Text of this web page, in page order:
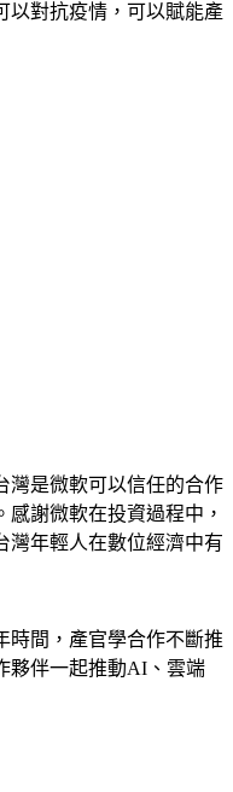
以對抗疫情，可以賦能產
灣是微軟可以信任的合作
謝微軟在投資過程中，
灣年輕人在數位經濟中有
時間，產官學合作不斷推
夥伴一起推動AI、雲端